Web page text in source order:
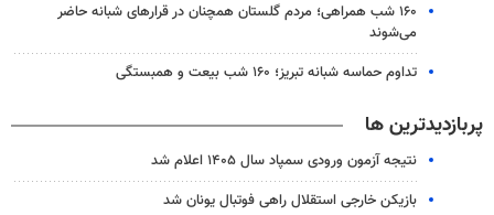
۱۶۰ شب همراهی؛ مردم گلستان همچنان در قرارهای شبانه حاضر
می‌شوند
تداوم حماسه شبانه تبریز؛ ۱۶۰ شب بیعت و همبستگی
پربازدیدترین ها
نتیجه آزمون ورودی سمپاد سال ۱۴۰۵ اعلام شد
بازیکن خارجی استقلال راهی فوتبال یونان شد